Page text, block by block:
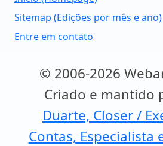
Sitemap (Edições por mês e ano)
Entre em contato
© 2006-2026
Criado e mantido
Duarte, Closer /
Contas, Especialista